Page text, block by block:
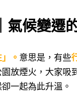
氣候變遷
。 意思是，有些
放煙火，大家吸
一起為此升溫。